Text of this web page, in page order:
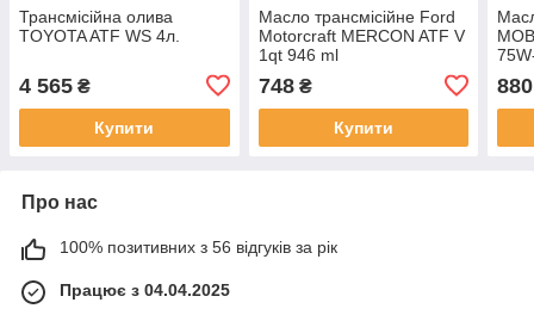
Трансмісійна олива
TOYOTA ATF WS 4л.
4 565 ₴
Купити
Масло трансмісійне Ford
Motorcraft MERCON ATF V
1qt 946 ml
748₴
Купити
880
Про нас
100% позитивних з 56 відгуків за рік
Працює з 04.04.2025